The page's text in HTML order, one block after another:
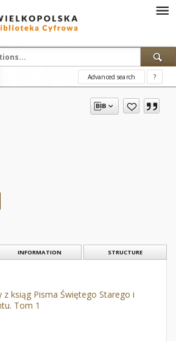
Advanced search ?
INFORMATION STRUCTURE
z ksiąg Pisma Świętego Starego i
Tom 1